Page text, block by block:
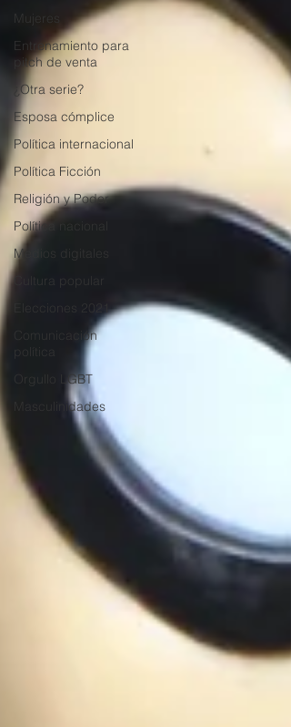
Mujeres
Entrenamiento para
pitch de venta
¿Otra serie?
Esposa cómplice
Política internacional
Política Ficción
Religión y Poder
Política nacional
Medios digitales
Cultura popular
Elecciones 2021
Comunicación
Orgullo LGBT
Masculinidades